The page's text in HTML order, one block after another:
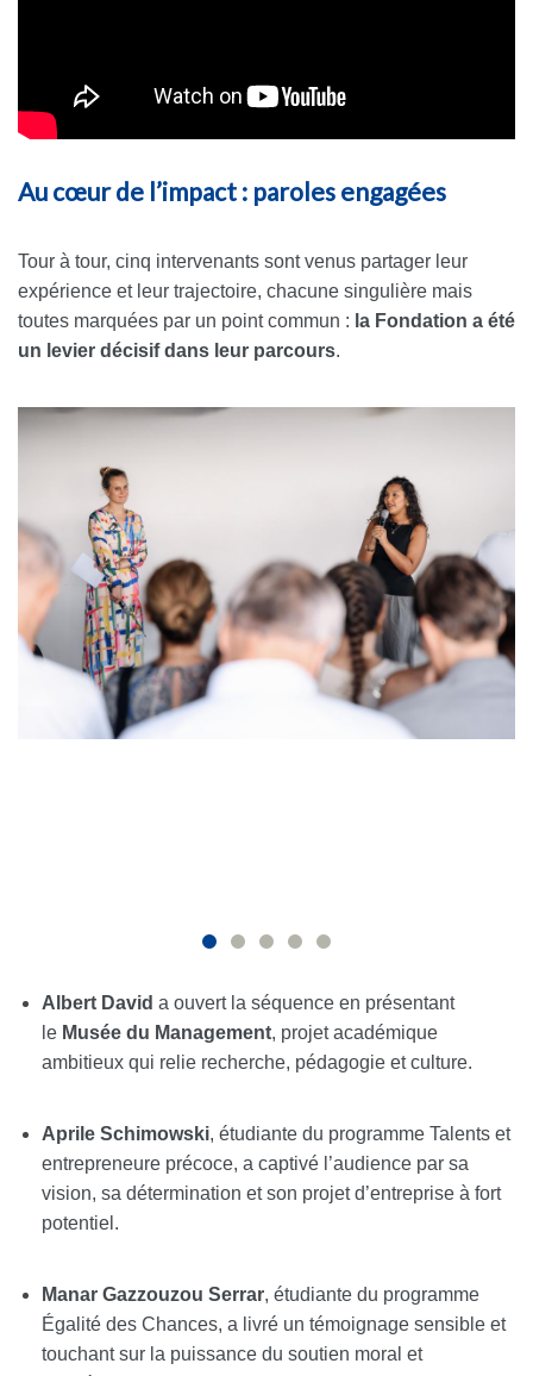
Au cœur de l’impact : paroles engagées
Tour à tour, cinq intervenants sont venus partager leur
expérience et leur trajectoire, chacune singulière mais
toutes marquées par un point commun : la Fondation a été
un levier décisif dans leur parcours.
Albert David a ouvert la séquence en présentant
le Musée du Management, projet académique
ambitieux qui relie recherche, pédagogie et culture.
Aprile Schimowski, étudiante du programme Talents et
entrepreneure précoce, a captivé l’audience par sa
vision, sa détermination et son projet d’entreprise à fort
potentiel.
Manar Gazzouzou Serrar, étudiante du programme
Égalité des Chances, a livré un témoignage sensible et
touchant sur la puissance du soutien moral et